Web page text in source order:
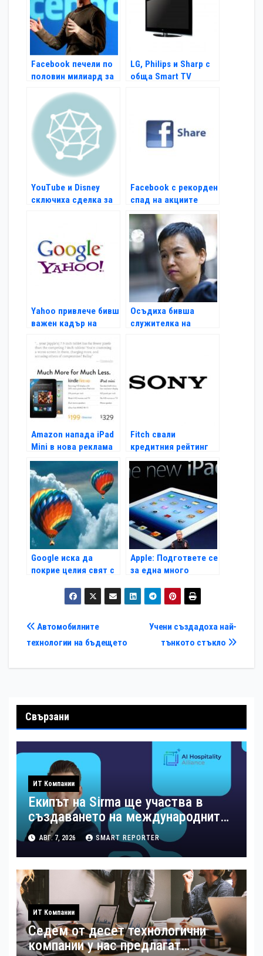
Facebook печели по
половин милиард за
LG, Philips и Sharp с
обща Smart TV
YouTube и Disney
сключиха сделка за
Facebook с рекорден
спад на акциите
Yahoo привлече бивш
важен кадър на
Осъдиха бивша
служителка на
Amazon напада iPad
Mini в нова реклама
Fitch свали
кредитния рейтинг
на Sony
Google иска да
покрие целия свят с
Apple: Подгответе се
за една много
Навигация
Учени създадоха най-
тънкото стъкло
Автомобилните
технологии на бъдещето
Свързани
ИТ Компании
Екипът на Sirma ще участва в
създаването на международните
стандарти за навлизане на
изкуствен интелект в
хотелиерството
АВГ. 7, 2026 SMART REPORTER
ИТ Компании
Седем от десет технологични
компании у нас предлагат